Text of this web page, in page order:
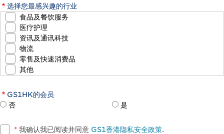
选择您最感兴趣的行业
食品及餐饮服务
医疗护理
资讯及通讯科技
物流
零售及快速消费品
其他
GS1HK的会员
否
是
* 我确认我已阅读并同意 GS1香港隐私安全政策.